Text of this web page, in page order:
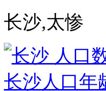
长沙,太惨